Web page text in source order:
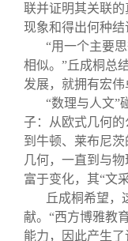
联并证明其关联
现象和得出何种结
“用一个主要
相似。”丘成桐总
发展，就拥有宏伟
“数理与人文”
子：从欧式几何的
到牛顿、莱布尼
几何，一直到与
富于变化，其“文
丘成桐希望，
献。“西方博雅教
能力，因此产生